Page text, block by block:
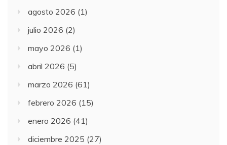
agosto 2026 (1)
julio 2026 (2)
mayo 2026 (1)
abril 2026 (5)
marzo 2026 (61)
febrero 2026 (15)
enero 2026 (41)
diciembre 2025 (27)